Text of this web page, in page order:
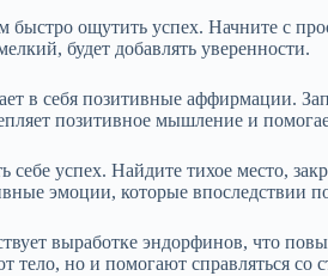
быстро ощутить успех. Начните с
будет добавлять уверенности.
в себя позитивные аффирмации.
позитивное мышление и
себе успех. Найдите тихое место,
эмоции, которые впоследствии
выработке эндорфинов, что
тело, но и помогают справляться со